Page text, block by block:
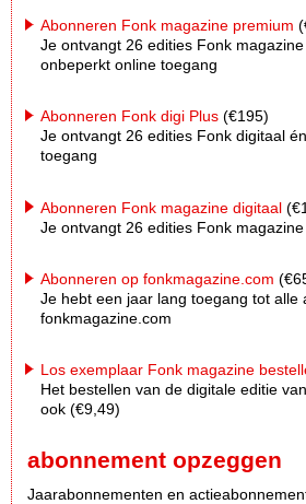
Abonneren Fonk magazine premium
Je ontvangt 26 edities Fonk
onbeperkt online toegang
Abonneren Fonk digi Plus (€195)
Je ontvangt 26 edities Fonk digitaal
toegang
Abonneren Fonk magazine digitaal
Je ontvangt 26 edities Fonk
Abonneren op fonkmagazine.com
Je hebt een jaar lang toegang tot alle
fonkmagazine.com
Los exemplaar Fonk magazine
Het bestellen van de digitale editie
ook (€9,49)
abonnement opzeggen
Jaarabonnementen en